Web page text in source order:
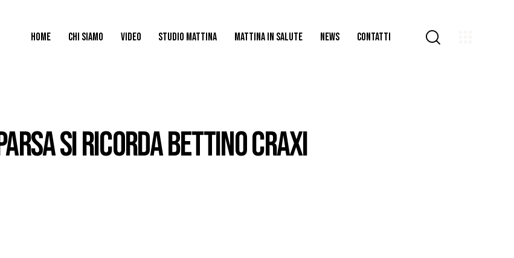
HOME CHI SIAMO VIDEO STUDIO MATTINA MATTINA IN SALUTE NEWS CONTATTI
SI RICORDA BETTINO CRAXI